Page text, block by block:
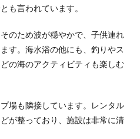
も言われています​。
のため波が穏やかで、子供連れ
す。海水浴の他にも、釣りやス
の海のアクティビティも楽しむ
場も隣接しています。レンタル
が整っており、施設は非常に清